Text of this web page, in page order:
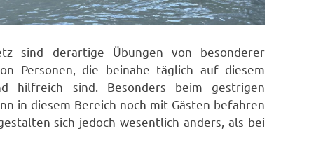
sind derartige Übungen von besonderer
Personen, die beinahe täglich auf diesem
hilfreich sind. Besonders beim gestrigen
in diesem Bereich noch mit Gästen befahren
sich jedoch wesentlich anders, als bei